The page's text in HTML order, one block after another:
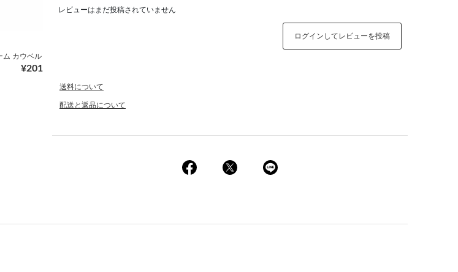
ム カウベル
¥201
レビューはまだ投稿されていません
ログインしてレビューを投稿
送料について
配送と返品について